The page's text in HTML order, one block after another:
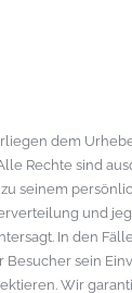
dem
Rechte sind
seinem
und
In den
sein
Wir